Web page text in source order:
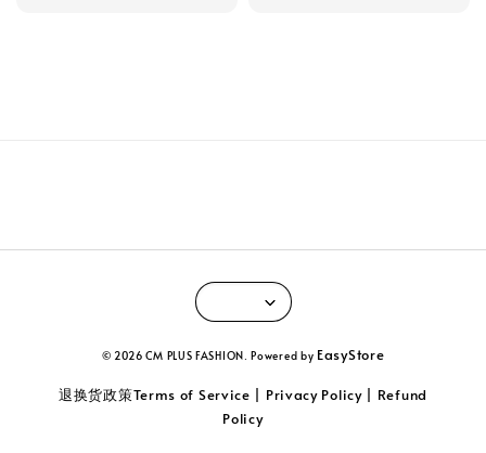
© 2026 CM PLUS FASHION. Powered by EasyStore
退换货政策Terms of Service | Privacy Policy | Refund
Policy